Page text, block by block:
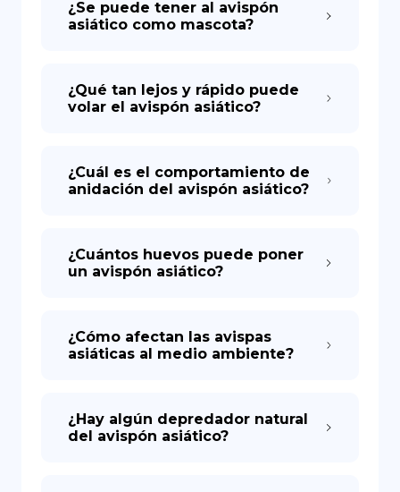
¿Se puede tener al avispón
asiático como mascota?
¿Qué tan lejos y rápido puede
volar el avispón asiático?
¿Cuál es el comportamiento de
anidación del avispón asiático?
¿Cuántos huevos puede poner
un avispón asiático?
¿Cómo afectan las avispas
asiáticas al medio ambiente?
¿Hay algún depredador natural
del avispón asiático?